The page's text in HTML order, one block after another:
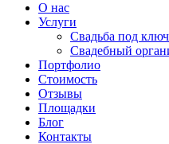
О нас
Услуги
Свадьба под ключ
Свадебный
Портфолио
Стоимость
Отзывы
Площадки
Блог
Контакты